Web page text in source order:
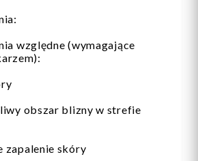
względne (wymagające
obszar blizny w strefie
zapalenie skóry